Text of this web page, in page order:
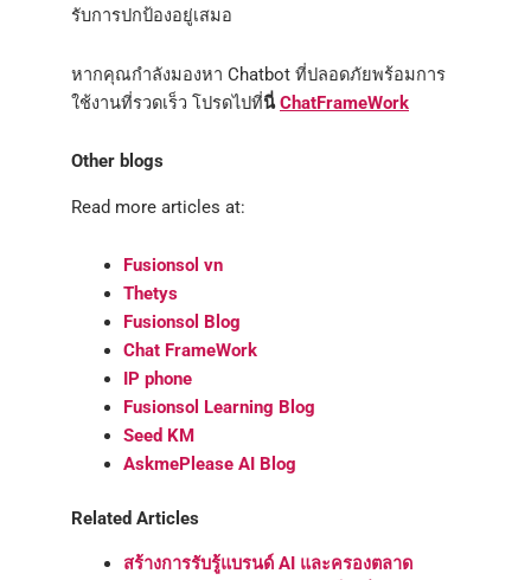
รับการปกป้องอยู่เสมอ
หากคุณกำลังมองหา Chatbot ที่ปลอดภัยพร้อมการ
ใช้งานที่รวดเร็ว โปรดไปที่นี่ChatFrameWork
Other blogs
Read more articles at:
Fusionsol vn
Thetys
Fusionsol Blog
Chat FrameWork
IP phone
Fusionsol Learning Blog
Seed KM
AskmePlease AI Blog
Related Articles
สร้างการรับรู้แบรนด์ AI และครองตลาด